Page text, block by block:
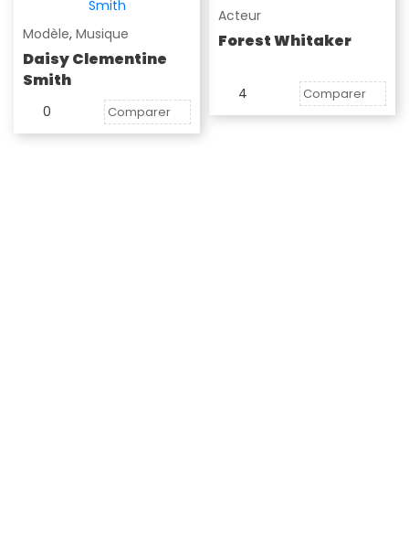
Modèle, Musique
Daisy Clementine
Smith
0 Comparer
Acteur
Forest Whitaker
4 Comparer